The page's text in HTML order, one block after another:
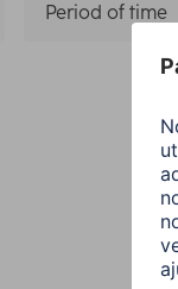
Period of time